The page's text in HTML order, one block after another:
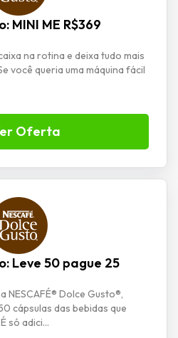
MINI ME R$369
na rotina e deixa tudo mais
você queria uma máquina fácil
Oferta
Leve 50 pague 25
NESCAFÉ® Dolce Gusto®,
cápsulas das bebidas que
só adici...